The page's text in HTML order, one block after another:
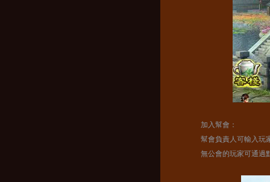
加入幫會：
幫會負責人可輸入玩
無公會的玩家可通過點